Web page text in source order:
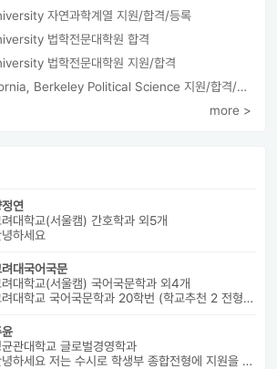
자연과학계열 지원/합격/등록
법학전문대학원 합격
법학전문대학원 지원/합격
University of California, Berkeley Political Science 지원/합격/등록
more >
연
대학교(서울캠) 간호학과 외5개
하세요
대국어국문
대학교(서울캠) 국어국문학과 외4개
고려대학교 국어국문학과 20학번 (학교추천 2 전형, 최초합) 성균관대...
관대학교 글로벌경영학과
안녕하세요 저는 수시로 학생부 종합전형에 지원을 해 성균관 대학교 글로...